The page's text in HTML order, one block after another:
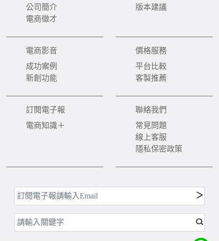
公司簡介
電商徵才
版本建議
電商影音
成功案例
新創功能
價格服務
平台比較
客製推薦
訂閱電子報
電商知識＋
聯絡我們
常見問題
線上客服
隱私保密政策